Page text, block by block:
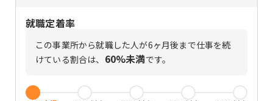
就職定着率
この事業所から就職した人が6ヶ月後まで仕事を続
けている割合は、 60%未満です。